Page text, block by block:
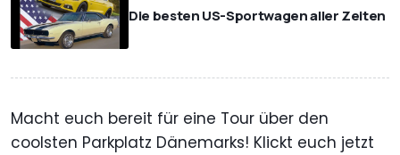
Die besten US-Sportwagen aller Zeiten
Macht euch bereit für eine Tour über den
coolsten Parkplatz Dänemarks! Klickt euch jetzt